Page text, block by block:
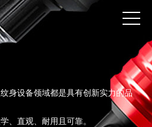
身设备领域都是具有创新实力的品
、直观、耐用且可靠。